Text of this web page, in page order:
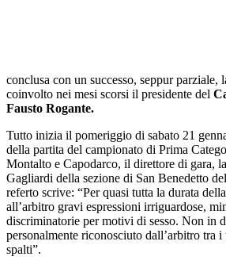
conclusa con un successo, seppur parziale,
coinvolto nei mesi scorsi il presidente del
Fausto Rogante.
Tutto inizia il pomeriggio di sabato 21
della partita del campionato di Prima
Montalto e Capodarco, il direttore di gara,
Gagliardi della sezione di San Benedetto
referto scrive: “Per quasi tutta la durata
all’arbitro gravi espressioni irriguardose,
discriminatorie per motivi di sesso. Non in
personalmente riconosciuto dall’arbitro tra
spalti”.